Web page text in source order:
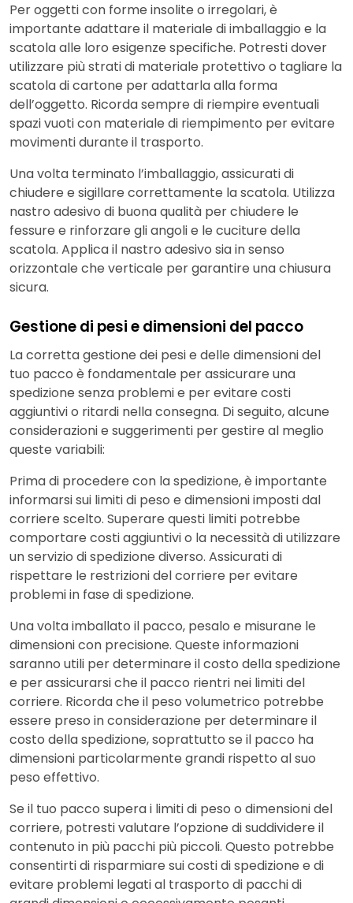
Per oggetti con forme insolite o irregolari, è
importante adattare il materiale di imballaggio e la
scatola alle loro esigenze specifiche. Potresti dover
utilizzare più strati di materiale protettivo o tagliare la
scatola di cartone per adattarla alla forma
dell’oggetto. Ricorda sempre di riempire eventuali
spazi vuoti con materiale di riempimento per evitare
movimenti durante il trasporto.
Una volta terminato l’imballaggio, assicurati di
chiudere e sigillare correttamente la scatola. Utilizza
nastro adesivo di buona qualità per chiudere le
fessure e rinforzare gli angoli e le cuciture della
scatola. Applica il nastro adesivo sia in senso
orizzontale che verticale per garantire una chiusura
sicura.
Gestione di pesi e dimensioni del pacco
La corretta gestione dei pesi e delle dimensioni del
tuo pacco è fondamentale per assicurare una
spedizione senza problemi e per evitare costi
aggiuntivi o ritardi nella consegna. Di seguito, alcune
considerazioni e suggerimenti per gestire al meglio
queste variabili:
Prima di procedere con la spedizione, è importante
informarsi sui limiti di peso e dimensioni imposti dal
corriere scelto. Superare questi limiti potrebbe
comportare costi aggiuntivi o la necessità di utilizzare
un servizio di spedizione diverso. Assicurati di
rispettare le restrizioni del corriere per evitare
problemi in fase di spedizione.
Una volta imballato il pacco, pesalo e misurane le
dimensioni con precisione. Queste informazioni
saranno utili per determinare il costo della spedizione
e per assicurarsi che il pacco rientri nei limiti del
corriere. Ricorda che il peso volumetrico potrebbe
essere preso in considerazione per determinare il
costo della spedizione, soprattutto se il pacco ha
dimensioni particolarmente grandi rispetto al suo
peso effettivo.
Se il tuo pacco supera i limiti di peso o dimensioni del
corriere, potresti valutare l’opzione di suddividere il
contenuto in più pacchi più piccoli. Questo potrebbe
consentirti di risparmiare sui costi di spedizione e di
evitare problemi legati al trasporto di pacchi di